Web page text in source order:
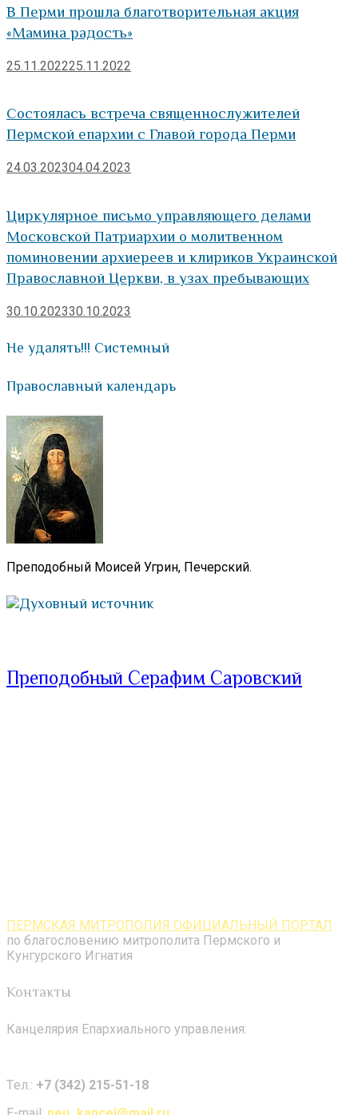
В Перми прошла благотворительная акция
«Мамина радость»
25.11.202225.11.2022
Состоялась встреча священнослужителей
Пермской епархии с Главой города Перми
24.03.202304.04.2023
Циркулярное письмо управляющего делами
Московской Патриархии о молитвенном
поминовении архиереев и клириков Украинской
Православной Церкви, в узах пребывающих
30.10.202330.10.2023
Не удалять!!! Системный
Православный календарь
Преподобный Моисей Угрин, Печерский.
Духовный источник
Преподобный Серафим Саровский
ПЕРМСКАЯ МИТРОПОЛИЯ ОФИЦИАЛЬНЫЙ ПОРТАЛ
по благословению митрополита Пермского и
Кунгурского Игнатия
Контакты
Канцелярия Епархиального управления:
Tел.: +7 (342) 215-51-18